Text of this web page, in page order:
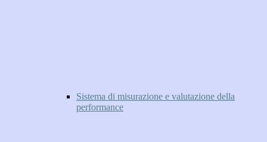
Sistema di misurazione e valutazione della
performance